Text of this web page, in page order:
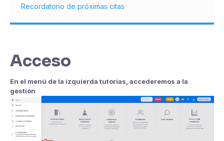
Recordatorio de próximas citas
Acceso
En el menú de la izquierda tutorías, accederemos a la
gestión